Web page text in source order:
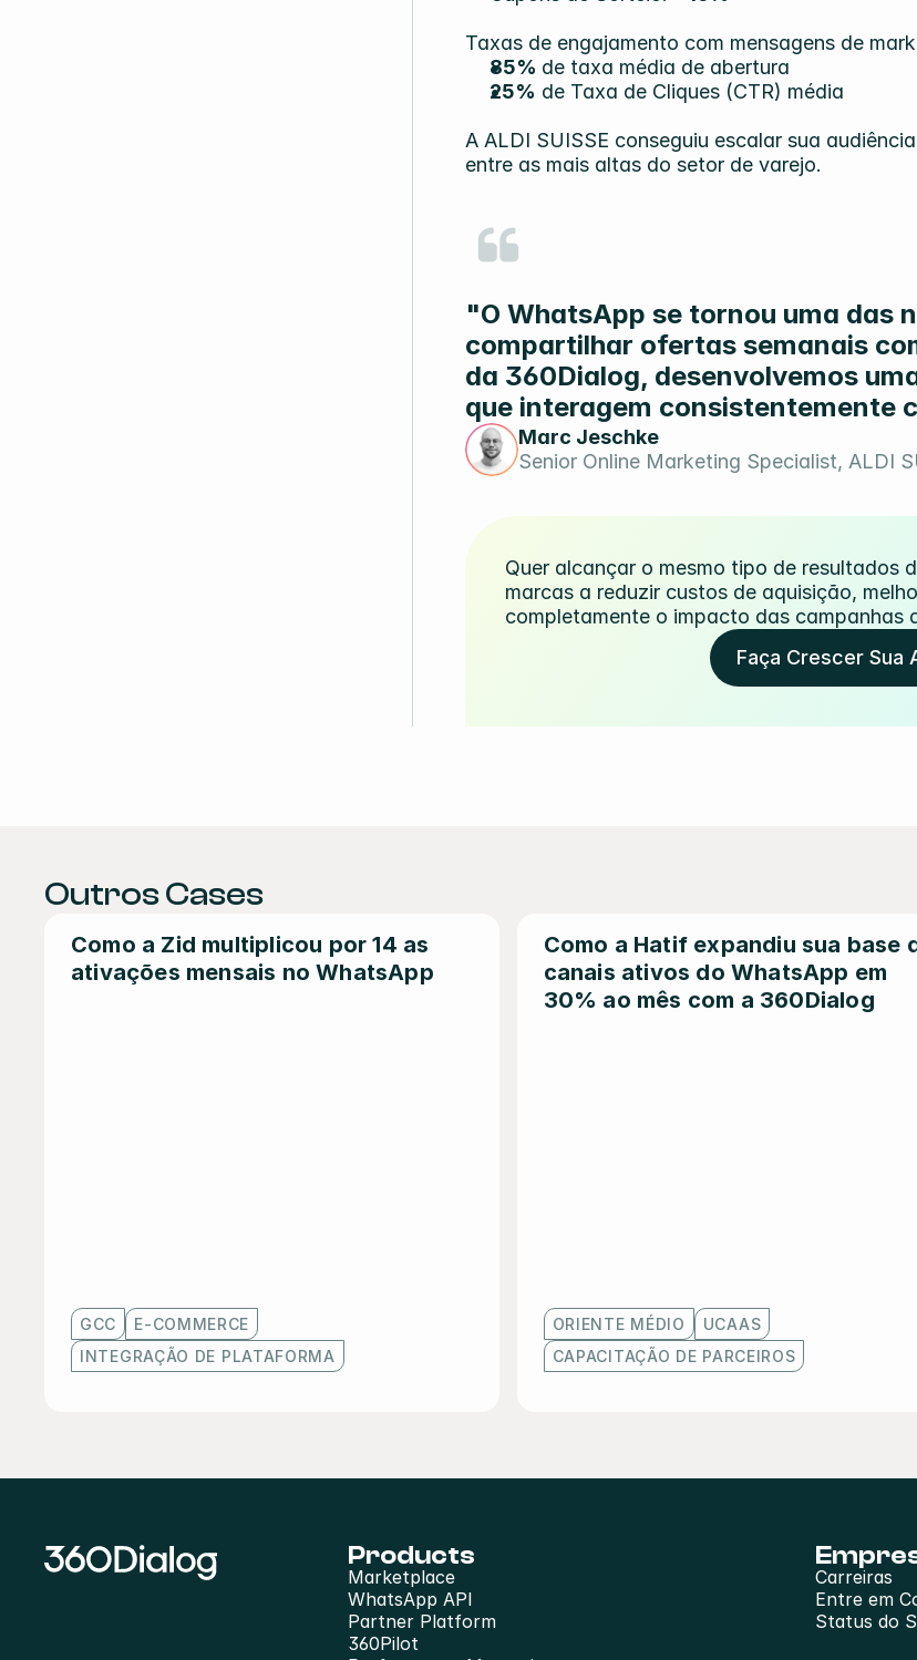
Taxas de engajamento com mensagens de
85% de taxa média de abertura
25% de Taxa de Cliques (CTR) média
A ALDI SUISSE conseguiu escalar sua
entre as mais altas do setor de varejo.
"O WhatsApp se tornou uma das
compartilhar ofertas semanais
da 360Dialog, desenvolvemos
que interagem consistentemente
Marc Jeschke
Senior Online Marketing Specialist, ALDI
Quer alcançar o mesmo tipo de resultados
marcas a reduzir custos de aquisição,
completamente o impacto das campanhas
Faça Crescer Sua
Outros Cases
Como a Zid multiplicou por 14 as
ativações mensais no WhatsApp
GCC
E-COMMERCE
INTEGRAÇÃO DE PLATAFORMA
Como a Hatif expandiu sua base
canais ativos do WhatsApp em
30% ao mês com a 360Dialog
ORIENTE MÉDIO
UCAAS
CAPACITAÇÃO DE PARCEIROS
Products
Marketplace
WhatsApp API
Partner Platform
360Pilot
Carreiras
Entre em
Status do